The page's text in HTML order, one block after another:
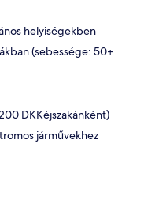
helyiségekben
(sebessége: 50+
DKKéjszakánként)
járművekhez